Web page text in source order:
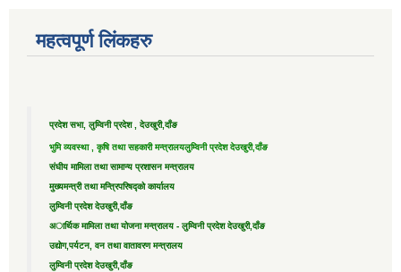
महत्वपूर्ण लिंकहरु
प्रदेश सभा, लुम्विनी प्रदेश , देउखुरी,दाँङ
भुमि व्यवस्था , कृषि तथा सहकारी मन्त्रालयलुम्विनी प्रदेश देउखुरी,दाँङ
संघीय मामिला तथा सामान्य प्रशासन मन्त्रालय
मुख्यमन्त्री तथा मन्त्रिपरिषद्को कार्यालय
लुम्विनी प्रदेश देउखुरी,दाँङ
अार्थिक मामिला तथा योजना मन्त्रालय - लुम्विनी प्रदेश देउखुरी,दाँङ
उद्याेग,पर्यटन, वन तथा वातावरण मन्त्रालय
लुम्विनी प्रदेश देउखुरी,दाँङ